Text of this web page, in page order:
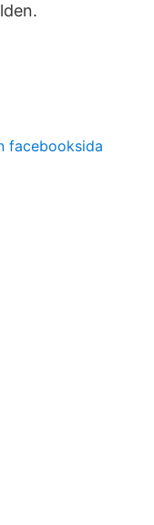
facebooksida